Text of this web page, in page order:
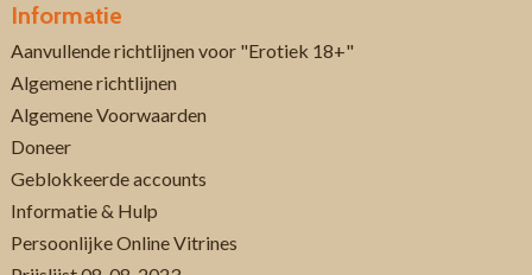
Informatie
Aanvullende richtlijnen voor "Erotiek 18+"
Algemene richtlijnen
Algemene Voorwaarden
Doneer
Geblokkeerde accounts
Informatie & Hulp
Persoonlijke Online Vitrines